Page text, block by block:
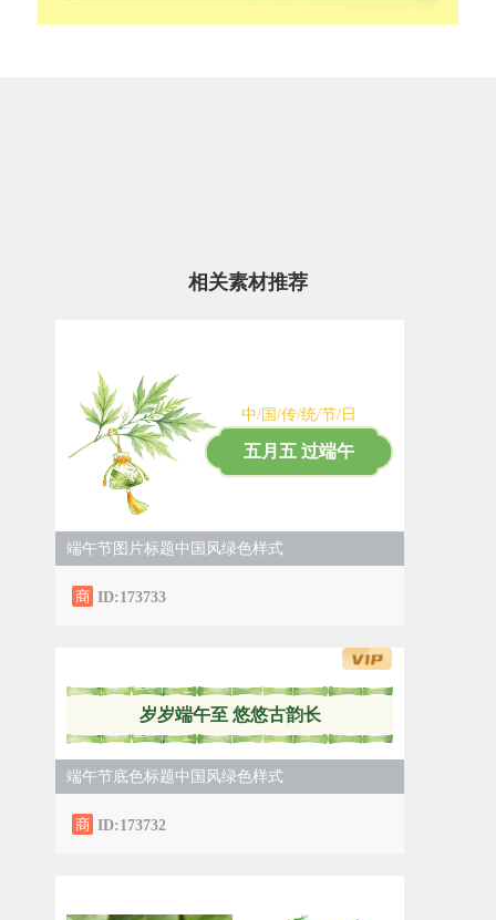
相关素材推荐
中/国/传/统/节/日
五月五 过端午
端午节图片标题中国风绿色样式
ID:173733
岁岁端午至 悠悠古韵长
端午节底色标题中国风绿色样式
ID:173732